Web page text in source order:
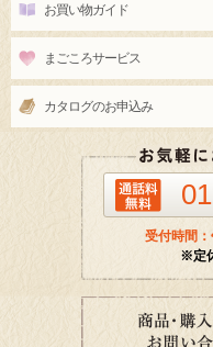
お買い物ガイド
まごころサービス
カタログのお申込み
受付時間
※定